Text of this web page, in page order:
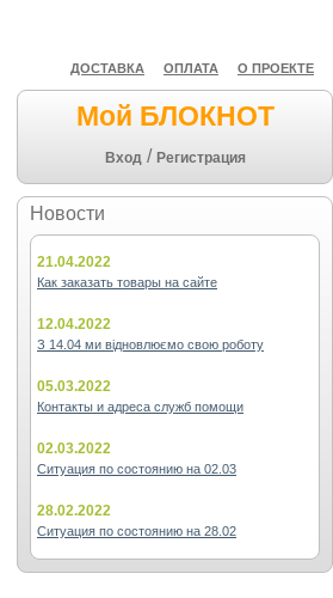
ДОСТАВКА ОПЛАТА О ПРОЕКТЕ
Мой БЛОКНОТ
Вход / Регистрация
Новости
21.04.2022
Как заказать товары на сайте
12.04.2022
З 14.04 ми відновлюємо свою роботу
05.03.2022
Контакты и адреса служб помощи
02.03.2022
Ситуация по состоянию на 02.03
28.02.2022
Ситуация по состоянию на 28.02